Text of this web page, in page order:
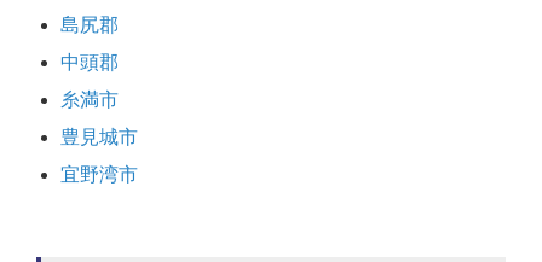
島尻郡
中頭郡
糸満市
豊見城市
宜野湾市